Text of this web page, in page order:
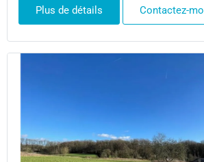
Plus de détails Contactez-